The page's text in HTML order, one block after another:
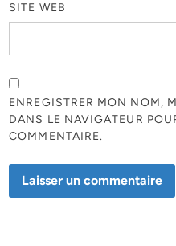
SITE WEB
ENREGISTRER MON NOM,
DANS LE NAVIGATEUR
COMMENTAIRE.